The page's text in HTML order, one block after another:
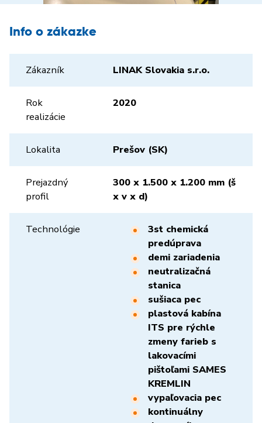
Info o zákazke
Zákazník LINAK Slovakia s.r.o.
Rok
realizácie
2020
Lokalita Prešov (SK)
Prejazdný
profil
300 x 1.500 x 1.200 mm (š
x v x d)
Technológie
3st chemická
predúprava
demi zariadenia
neutralizačná
stanica
sušiaca pec
plastová kabína
ITS pre rýchle
zmeny farieb s
lakovacími
pištoľami SAMES
KREMLIN
vypaľovacia pec
kontinuálny